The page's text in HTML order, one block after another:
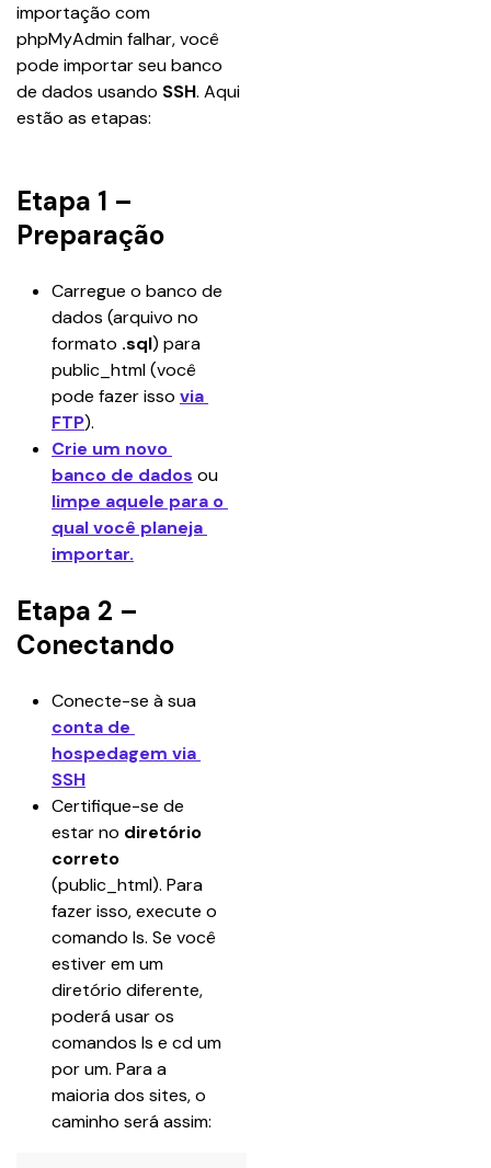
importação com
phpMyAdmin falhar, você
pode importar seu banco
de dados usando SSH. Aqui
estão as etapas:
Etapa 1 –
Preparação
Carregue o banco de
dados (arquivo no
formato .sql) para
public_html (você
pode fazer isso via
FTP).
Crie um novo
banco de dados ou
limpe aquele para o
qual você planeja
importar.
Etapa 2 –
Conectando
Conecte-se à sua
conta de
hospedagem via
SSH
Certifique-se de
estar no diretório
correto
(public_html). Para
fazer isso, execute o
comando ls. Se você
estiver em um
diretório diferente,
poderá usar os
comandos ls e cd um
por um. Para a
maioria dos sites, o
caminho será assim: